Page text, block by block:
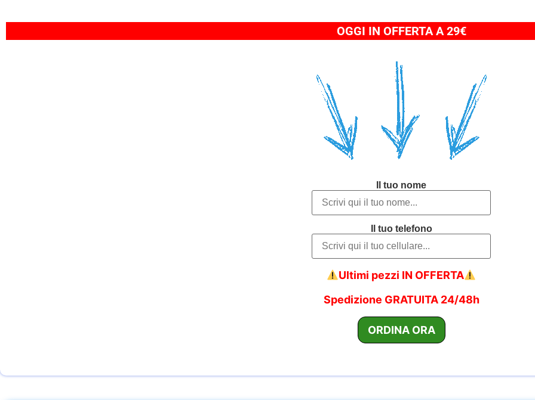
OGGI IN OFFERTA A 29€
Il tuo nome
Il tuo telefono
Ultimi pezzi IN OFFERTA
Spedizione GRATUITA 24/48h